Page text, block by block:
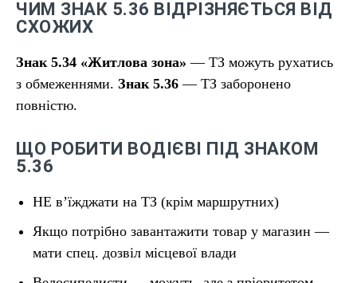
ЧИМ ЗНАК 5.36 ВІДРІЗНЯЄТЬСЯ ВІД
СХОЖИХ
Знак 5.34 «Житлова зона» — ТЗ можуть рухатись
з обмеженнями. Знак 5.36 — ТЗ заборонено
повністю.
ЩО РОБИТИ ВОДІЄВІ ПІД ЗНАКОМ
5.36
НЕ в’їжджати на ТЗ (крім маршрутних)
Якщо потрібно завантажити товар у магазин —
мати спец. дозвіл місцевої влади